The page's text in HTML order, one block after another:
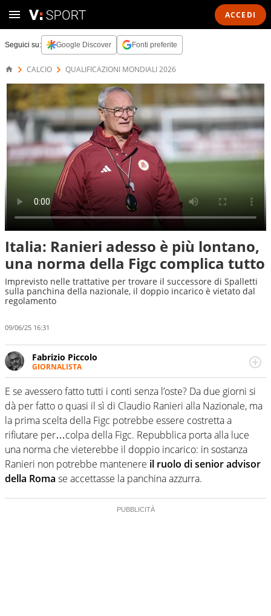
ACCEDI
Seguici su: Google Discover Fonti preferite
CALCIO QUALIFICAZIONI MONDIALI 2026
Italia: Ranieri adesso è più lontano,
una norma della Figc complica tutto
Imprevisto nelle trattative per trovare il successore di Spalletti
sulla panchina della nazionale, il doppio incarico è vietato dal
regolamento
09/06/25 16:31
Fabrizio Piccolo
GIORNALISTA
Nella sua carriera ha seguito numerose manifestazioni
sportive e collaborato con agenzie e testate. Esperienza,
competenza, conoscenza e memoria storica. Si occupa
prevalentemente di calcio
E se avessero fatto tutti i conti senza l’oste? Da due giorni si
dà per fatto o quasi il sì di Claudio Ranieri alla Nazionale, ma
la prima scelta della Figc potrebbe essere costretta a
rifiutare per…colpa della Figc. Repubblica porta alla luce
una norma che vieterebbe il doppio incarico: in sostanza
Ranieri non potrebbe mantenere il ruolo di senior advisor
della Roma se accettasse la panchina azzurra.